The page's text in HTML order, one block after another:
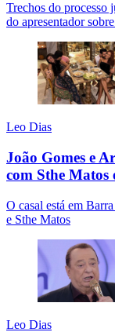
Trechos do processo
do apresentador
Leo Dias
João Gomes e
com Sthe
O casal está em
e Sthe Matos
Leo Dias